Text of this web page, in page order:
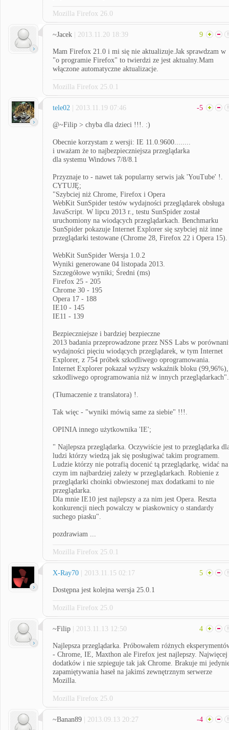
Mozilla Firefox 26.0
~Jacek | 2013.11.20 18:39 9
Mam Firefox 21.0 i mi się nie aktualizuje.Jak sprawdzam w
"o programie Firefox" to twierdzi ze jest aktualny.Mam
włączone automatyczne aktualizacje.
Mozilla Firefox 25.0.1
tele02 | 2013.11.19 07:46 -5
@~Filip > chyba dla dzieci !!!. :)
Obecnie korzystam z wersji: IE 11.0.9600........
i uważam że to najbezpieczniejsza przeglądarka
dla systemu Windows 7/8/8.1
Przyznaje to - nawet tak popularny serwis jak 'YouTube' !.
CYTUJĘ;
"Szybciej niż Chrome, Firefox i Opera
WebKit SunSpider testów wydajności przeglądarek obsługa
JavaScript. W lipcu 2013 r., testu SunSpider został
uruchomiony na wiodących przeglądarkach. Benchmarku
SunSpider pokazuje Internet Explorer się szybciej niż inne
przeglądarki testowane (Chrome 28, Firefox 22 i Opera 15).
WebKit SunSpider Wersja 1.0.2
Wyniki generowane 04 listopada 2013.
Szczegółowe wyniki; Średni (ms)
Firefox 25 - 205
Chrome 30 - 195
Opera 17 - 188
IE10 - 145
IE11 - 139
Bezpieczniejsze i bardziej bezpieczne
2013 badania przeprowadzone przez NSS Labs w
wydajności pięciu wiodących przeglądarek, w tym Internet
Explorer, z 754 próbek szkodliwego oprogramowania.
Internet Explorer pokazał wyższy wskaźnik bloku (99,96%),
szkodliwego oprogramowania niż w innych przeglądarkach".
(Tłumaczenie z translatora) !.
Tak więc - "wyniki mówią same za siebie" !!!.
OPINIA innego użytkownika 'IE';
" Najlepsza przeglądarka. Oczywiście jest to przeglądarka
ludzi którzy wiedzą jak się posługiwać takim programem.
Ludzie którzy nie potrafią docenić tą przeglądarkę, widać na
czym im najbardziej zależy w przeglądarkach. Robienie z
przeglądarki choinki obwieszonej max dodatkami to nie
przeglądarka.
Dla mnie IE10 jest najlepszy a za nim jest Opera. Reszta
konkurencji niech powalczy w piaskownicy o standardy
suchego piasku".
pozdrawiam ...
Mozilla Firefox 25.0.1
X-Ray70 | 2013.11.15 02:17 5
Dostępna jest kolejna wersja 25.0.1
Mozilla Firefox 25.0
~Filip | 2013.11.13 12:50 4
Najlepsza przeglądarka. Próbowałem różnych
- Chrome, IE, Maxthon ale Firefox jest najlepszy. Najwięcej
dodatków i nie szpieguje tak jak Chrome. Brakuje mi
zapamiętywania haseł na jakimś zewnętrznym serwerze
Mozilla.
Mozilla Firefox 25.0
~Banan89 | 2013.09.13 20:27 -4